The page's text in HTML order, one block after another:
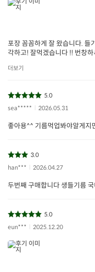
포장 꼼꼼하게 잘 왔습니다. 들
각하고! 잘먹겠습니다 !! 번창하
더보기
5.0
sea*****
2026.05.31
좋아용^^ 기름먹업봐야알
3.0
han***
2026.04.27
두번째 구매합니다 생들기름
5.0
eun***
2025.12.20